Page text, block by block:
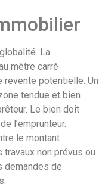
La
mètre carré
revente potentielle. Un
tendue et bien
Le bien doit
l’emprunteur.
le montant
non prévus ou
demandes de